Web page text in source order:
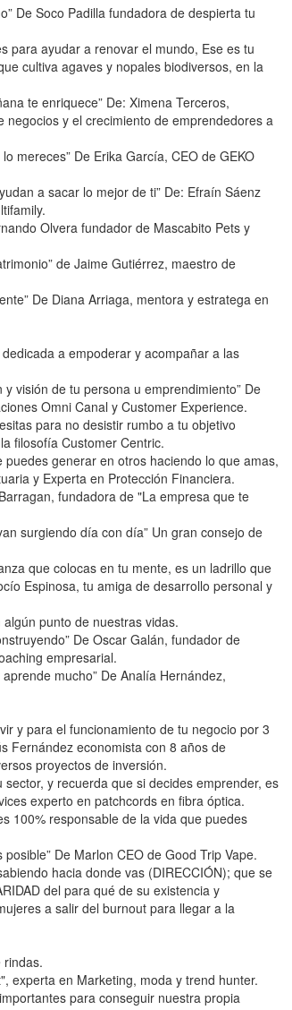
De Soco Padilla fundadora de despierta tu
para ayudar a renovar el mundo, Ese es tu
cultiva agaves y nopales biodiversos, en la
te enriquece” De: Ximena Terceros,
y el crecimiento de emprendedores a
mereces” De Erika García, CEO de GEKO
a sacar lo mejor de ti” De: Efraín Sáenz
Olvera fundador de Mascabito Pets y
de Jaime Gutiérrez, maestro de
De Diana Arriaga, mentora y estratega en
a empoderar y acompañar a las
visión de tu persona u emprendimiento” De
Omni Canal y Customer Experience.
para no desistir rumbo a tu objetivo
filosofía Customer Centric.
generar en otros haciendo lo que amas,
y Experta en Protección Financiera.
fundadora de "La empresa que te
surgiendo día con día” Un gran consejo de
que colocas en tu mente, es un ladrillo que
Espinosa, tu amiga de desarrollo personal y
punto de nuestras vidas.
De Oscar Galán, fundador de
empresarial.
mucho” De Analía Hernández,
y para el funcionamiento de tu negocio por 3
Fernández economista con 8 años de
proyectos de inversión.
y recuerda que si decides emprender, es
experto en patchcords en fibra óptica.
100% responsable de la vida que puedes
De Marlon CEO de Good Trip Vape.
hacia donde vas (DIRECCIÓN); que se
del para qué de su existencia y
a salir del burnout para llegar a la
rindas.
experta en Marketing, moda y trend hunter.
para conseguir nuestra propia